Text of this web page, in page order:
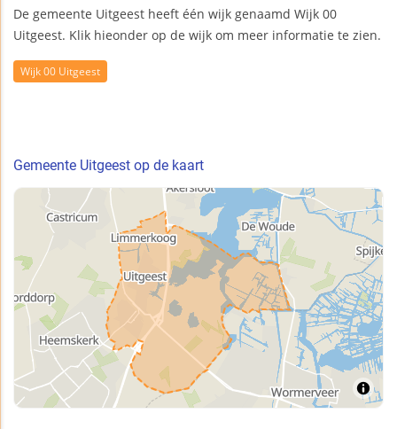
De gemeente Uitgeest heeft één wijk genaamd Wijk 00
Uitgeest. Klik hieonder op de wijk om meer informatie te zien.
Wijk 00 Uitgeest
Gemeente Uitgeest op de kaart